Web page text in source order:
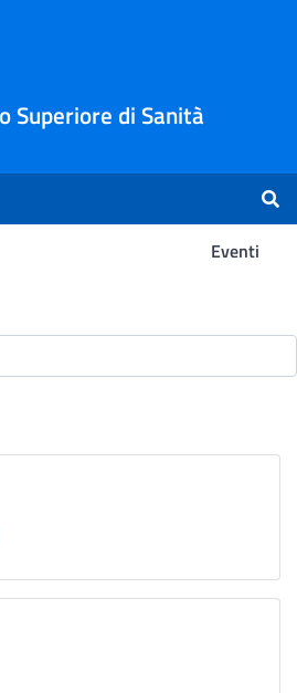
Superiore di Sanità
Eventi
Ricerca -